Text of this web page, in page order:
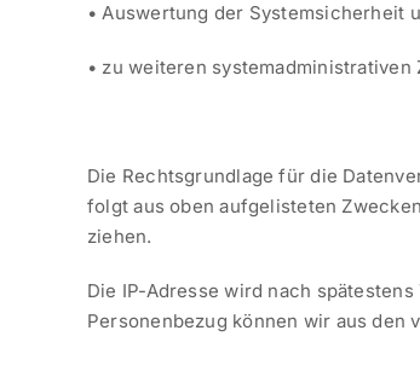
• Auswertung der Systemsicherheit
• zu weiteren
Die Rechtsgrundlage für die
folgt aus oben aufgelisteten
ziehen.
Die IP-Adresse wird nach
Personenbezug können wir aus den